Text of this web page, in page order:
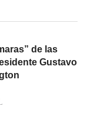
de las
Gustavo